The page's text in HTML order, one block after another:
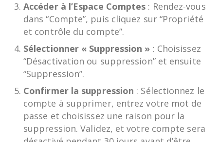
Accéder à l’Espace Comptes : Rendez-vous
dans “Compte”, puis cliquez sur “Propriété
et contrôle du compte”.
Sélectionner « Suppression » : Choisissez
“Désactivation ou suppression” et ensuite
“Suppression”.
Confirmer la suppression : Sélectionnez le
compte à supprimer, entrez votre mot de
passe et choisissez une raison pour la
suppression. Validez, et votre compte sera